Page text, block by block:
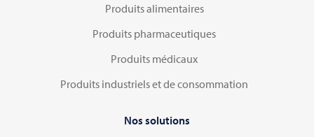
Produits alimentaires
Produits pharmaceutiques
Produits médicaux
Produits industriels et de consommation
Nos solutions